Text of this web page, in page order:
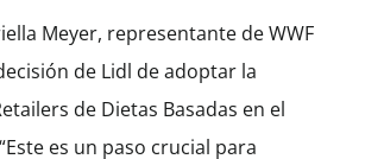
Meyer, representante de WWF
de Lidl de adoptar la
de Dietas Basadas en el
es un paso crucial para